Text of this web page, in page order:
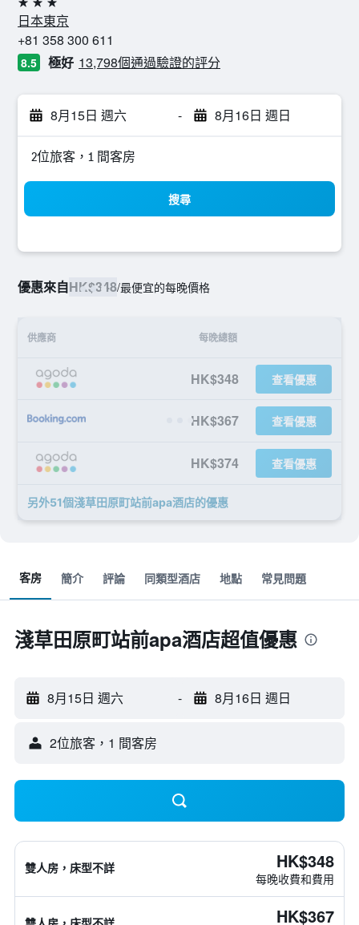
3星級
日本東京
+81 358 300 611
8.5 極好 13,798個通過驗證的評分
8月15日 週六 - 8月16日 週日
2位旅客，1 間客房
搜尋
優惠來自HK$348/最便宜的每晚價格
供應商 每晚總額
HK$348 查看優惠
HK$367 查看優惠
HK$374 查看優惠
另外51個淺草田原町站前apa酒店​的優惠
客房 簡介 評論 同類型酒店 地點 常見問題
淺草田原町站前apa酒店超值優惠
8月15日 週六 - 8月16日 週日
2位旅客，1 間客房
雙人房，床型不詳 HK$348
每晚收費和費用
HK$367